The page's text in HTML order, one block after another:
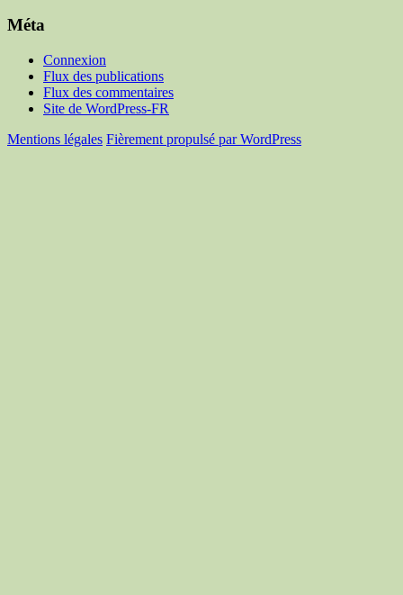
Méta
Connexion
Flux des publications
Flux des commentaires
Site de WordPress-FR
Mentions légales Fièrement propulsé par WordPress